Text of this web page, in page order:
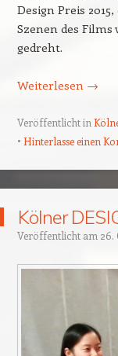
Design Preis
Szenen des
gedreht.
Weiterlesen →
Veröffentlicht in
Hinterlasse einen
Kölner
Veröffentlicht am 26.